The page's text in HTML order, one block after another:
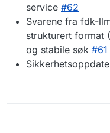
service #62
Svarene fra fdk-
strukturert format
og stabile søk #61